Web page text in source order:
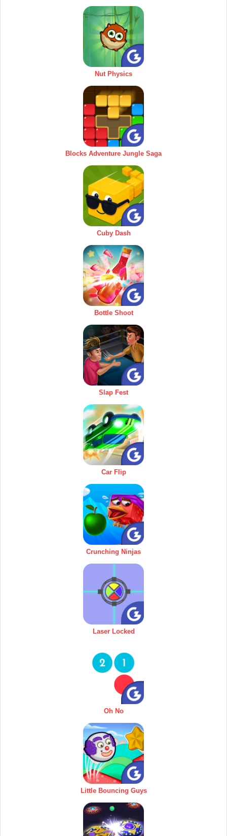
Nut Physics
Blocks Adventure Jungle Saga
Cuby Dash
Bottle Shoot
Slap Fest
Car Flip
Crunching Ninjas
Laser Locked
Oh No
Little Bouncing Guys